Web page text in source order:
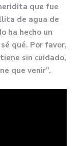
que fue
de agua de
ha hecho un
qué. Por favor,
sin cuidado,
que venir”.